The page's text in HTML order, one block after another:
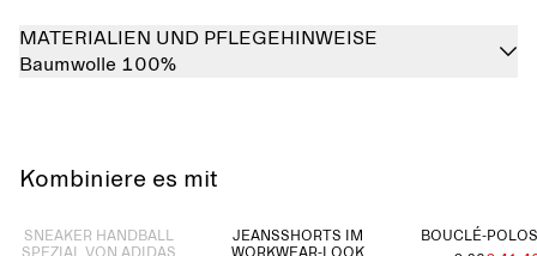
MATERIALIEN UND PFLEGEHINWEISE
Baumwolle 100%
Kombiniere es mit
SNEAKER HANDBALL
JEANSSHORTS IM
BOUCLÉ-